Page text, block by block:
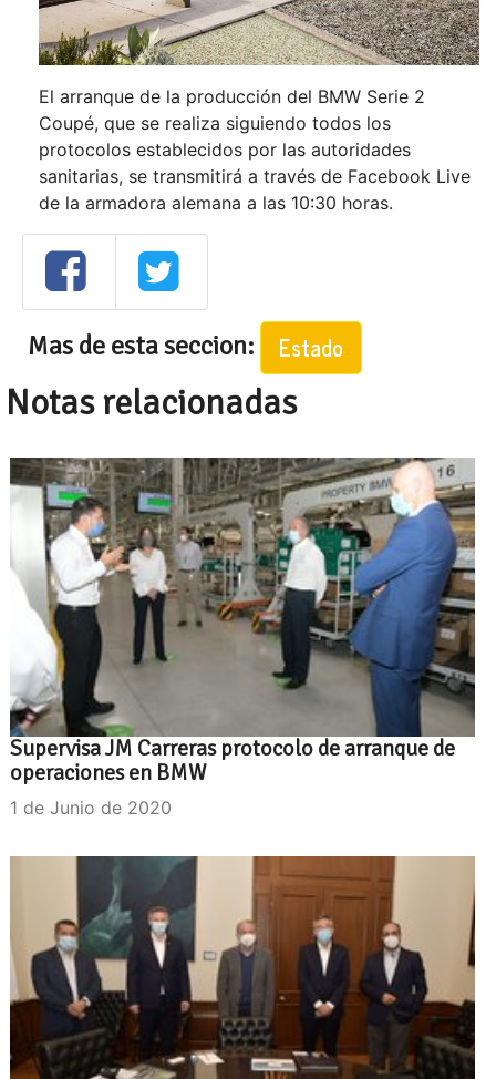
El arranque de la producción del BMW Serie 2
Coupé, que se realiza siguiendo todos los
protocolos establecidos por las autoridades
sanitarias, se transmitirá a través de Facebook Live
de la armadora alemana a las 10:30 horas.
Mas de esta seccion: Estado
Notas relacionadas
Supervisa JM Carreras protocolo de arranque de
operaciones en BMW
1 de Junio de 2020